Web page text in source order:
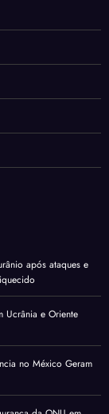
após ataques e
Ucrânia e Oriente
no México Geram